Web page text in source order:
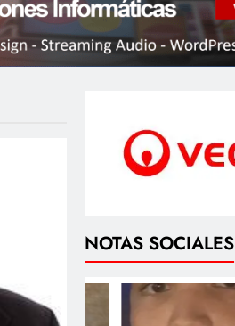
NOTAS SOCIALES